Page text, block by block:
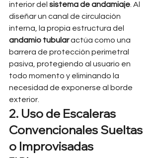
interior del sistema de andamiaje . Al
diseñar un canal de circulación
interna, la propia estructura del
andamio tubular actúa como una
barrera de protección perimetral
pasiva, protegiendo al usuario en
todo momento y eliminando la
necesidad de exponerse al borde
exterior.
2. Uso de Escaleras
Convencionales Sueltas
o Improvisadas